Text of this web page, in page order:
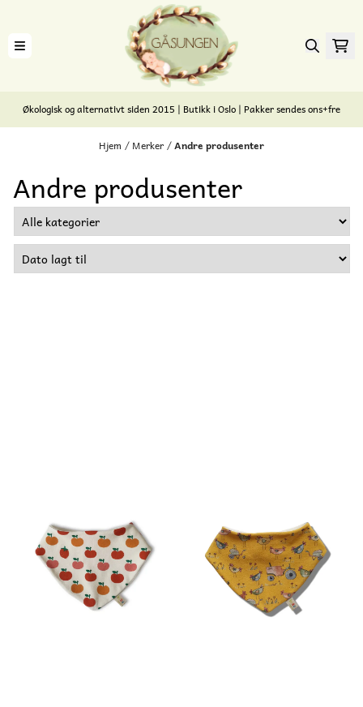
Økologisk og alternativt siden 2015 | Butikk i Oslo | Pakker sendes ons+fre
Hjem / Merker /Andre produsenter
Andre produsenter